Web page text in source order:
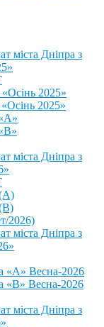
міста Дніпра з
2025»
2025»
міста Дніпра з
2026)
міста Дніпра з
«А» Весна-2026
«В» Весна-2026
міста Дніпра з